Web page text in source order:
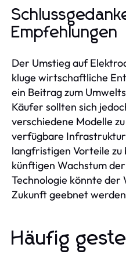
Empfehlungen
Der Umstieg auf
kluge wirtschaftliche
ein Beitrag zum
Käufer sollten sich
verschiedene Modelle
verfügbare
langfristigen Vorteile
künftigen Wachstum
Technologie könnte der
Zukunft geebnet
Häufig